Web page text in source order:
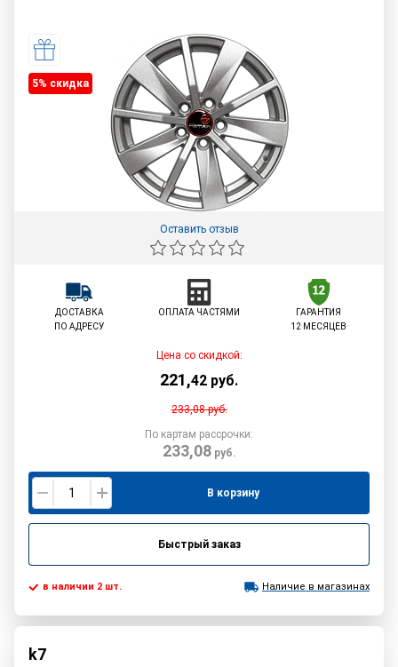
5% cкидка
Оставить отзыв
ДОСТАВКА
ПО АДРЕСУ
ОПЛАТА ЧАСТЯМИ
ГАРАНТИЯ
12 МЕСЯЦЕВ
Цена со скидкой:
221,42 руб.
233,08руб.
По картам рассрочки:
233,08руб.
В корзину
Быстрый заказ
в наличии 2 шт. Наличие в магазинах
k7